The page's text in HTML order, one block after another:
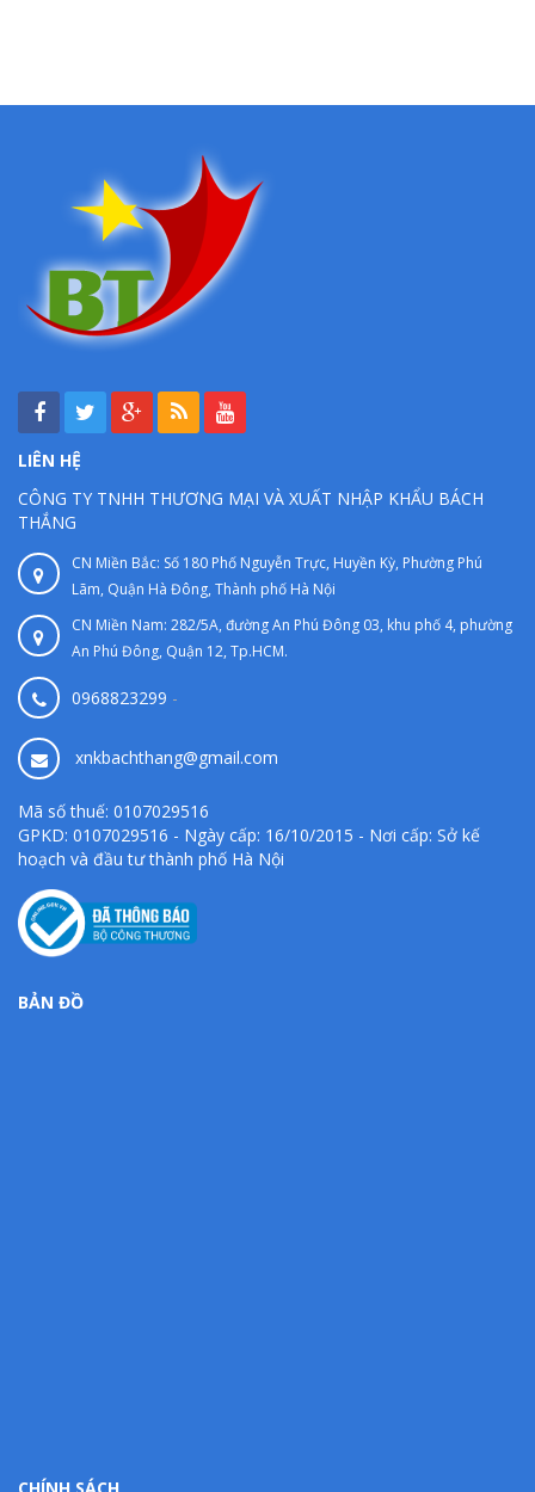
LIÊN HỆ
CÔNG TY TNHH THƯƠNG MẠI VÀ XUẤT NHẬP KHẨU BÁCH
THẮNG
CN Miền Bắc: Số 180 Phố Nguyễn Trực, Huyền Kỳ, Phường Phú
Lãm, Quận Hà Đông, Thành phố Hà Nội
CN Miền Nam: 282/5A, đường An Phú Đông 03, khu phố 4, phường
An Phú Đông, Quận 12, Tp.HCM.
0968823299 -
xnkbachthang@gmail.com
Mã số thuế: 0107029516
GPKD: 0107029516 - Ngày cấp: 16/10/2015 - Nơi cấp: Sở kế
hoạch và đầu tư thành phố Hà Nội
BẢN ĐỒ